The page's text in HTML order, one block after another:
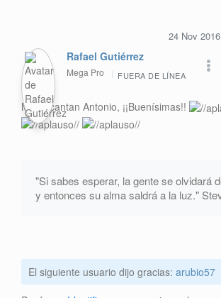
24 Nov
Rafael Gutiérrez
Mega Pro FUERA DE LÍNEA
Me encantan Antonio, ¡¡Buenísimas!!
"Si sabes esperar, la gente se olvidará
y entonces su alma saldrá a la luz."
El siguiente usuario dijo gracias: arubio57